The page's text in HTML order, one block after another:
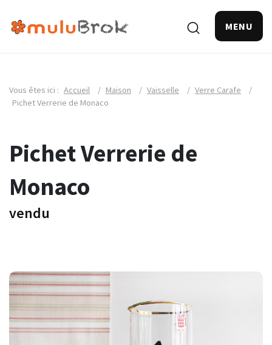
MENU
Vous êtes ici : Accueil / Maison / Vaisselle / Verre Carafe
/
Pichet Verrerie de Monaco
Pichet Verrerie de
Monaco
vendu